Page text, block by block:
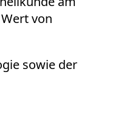
von
sowie der